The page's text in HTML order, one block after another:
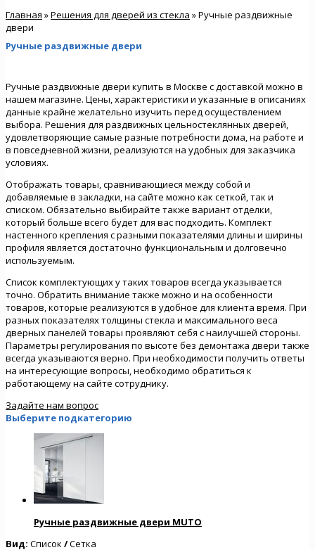
Главная »Решения для дверей из стекла » Ручные раздвижные
двери
Ручные раздвижные двери
Ручные раздвижные двери купить в Москве с доставкой можно в
нашем магазине. Цены, характеристики и указанные в описаниях
данные крайне желательно изучить перед осуществлением
выбора. Решения для раздвижных цельностеклянных дверей,
удовлетворяющие самые разные потребности дома, на работе и
в повседневной жизни, реализуются на удобных для заказчика
условиях.
Отображать товары, сравнивающиеся между собой и
добавляемые в закладки, на сайте можно как сеткой, так и
списком. Обязательно выбирайте также вариант отделки,
который больше всего будет для вас подходить. Комплект
настенного крепления с разными показателями длины и ширины
профиля является достаточно функциональным и долговечно
используемым.
Список комплектующих у таких товаров всегда указывается
точно. Обратить внимание также можно и на особенности
товаров, которые реализуются в удобное для клиента время. При
разных показателях толщины стекла и максимального веса
дверных панелей товары проявляют себя с наилучшей стороны.
Параметры регулирования по высоте без демонтажа двери также
всегда указываются верно. При необходимости получить ответы
на интересующие вопросы, необходимо обратиться к
работающему на сайте сотруднику.
Задайте нам вопрос
Выберите подкатегорию
Ручные раздвижные двери MUTO
Вид: Список /Сетка